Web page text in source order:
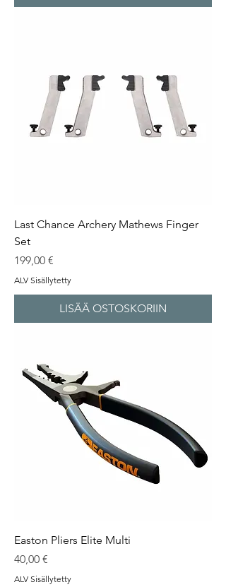
Last Chance Archery Mathews Finger
Set
Hinta
199,00 €
ALV Sisällytetty
LISÄÄ OSTOSKORIIN
Easton Pliers Elite Multi
Hinta
40,00 €
ALV Sisällytetty